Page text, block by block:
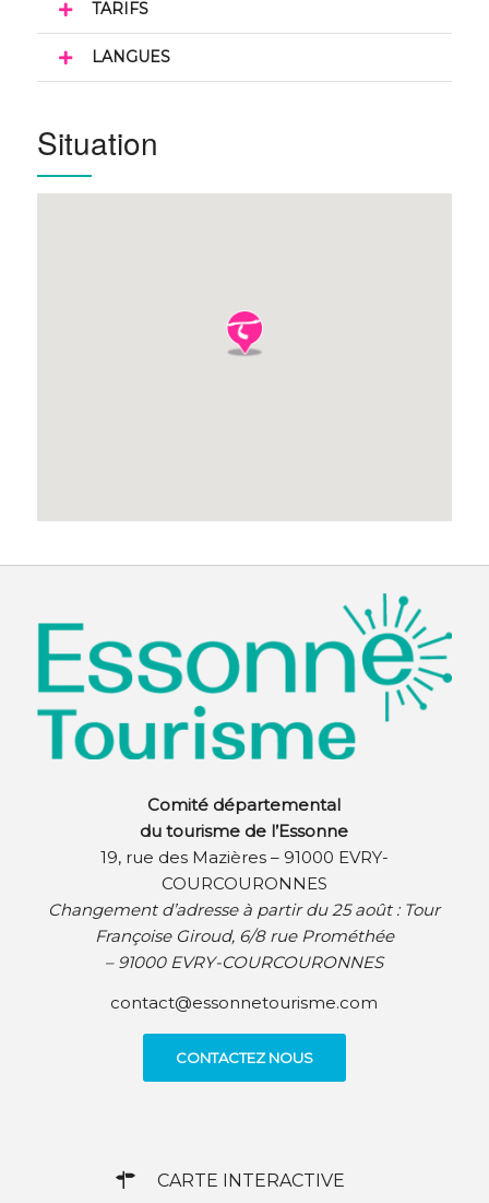
TARIFS
LANGUES
Situation
Comité départemental
du tourisme de l’Essonne
19, rue des Mazières – 91000 EVRY-
COURCOURONNES
Changement d’adresse à partir du 25 août : Tour
Françoise Giroud, 6/8 rue Prométhée
– 91000 EVRY-COURCOURONNES
contact@essonnetourisme.com
CONTACTEZ NOUS
CARTE INTERACTIVE